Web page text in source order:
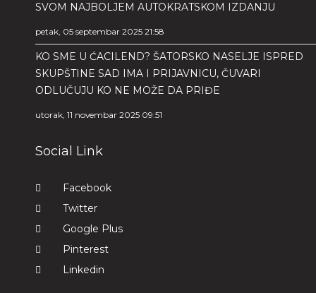
SVOM NAJBOLJEM AUTOKRATSKOM IZDANJU
petak, 05 septembar 2025 21:58
KO SME U ĆACILEND? ŠATORSKO NASELJE ISPRED
SKUPŠTINE SAD IMA I PRIJAVNICU, ČUVARI
ODLUČUJU KO NE MOŽE DA PRIĐE
utorak, 11 novembar 2025 09:51
Social Link
Facebook
Twitter
Google Plus
Pinterest
Linkedin